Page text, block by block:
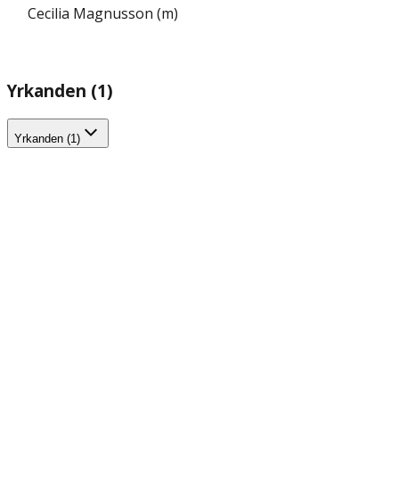
Cecilia Magnusson (m)
Yrkanden (1)
Yrkanden (1)